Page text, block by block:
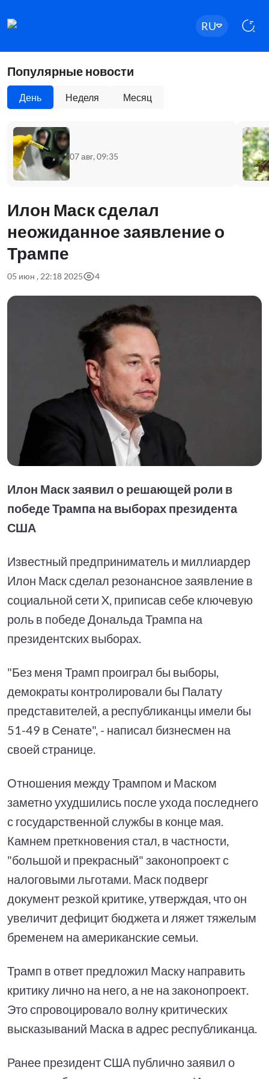
RU
Популярные новости
День Неделя Месяц
07 авг, 09:35
Илон Маск сделал
неожиданное заявление о
Трампе
05 июн , 22:18 2025 4
Илон Маск заявил о решающей роли в
победе Трампа на выборах президента
США
Известный предприниматель и миллиардер
Илон Маск сделал резонансное заявление в
социальной сети X, приписав себе ключевую
роль в победе Дональда Трампа на
президентских выборах.
"Без меня Трамп проиграл бы выборы,
демократы контролировали бы Палату
представителей, а республиканцы имели бы
51-49 в Сенате", - написал бизнесмен на
своей странице.
Отношения между Трампом и Маском
заметно ухудшились после ухода последнего
с государственной службы в конце мая.
Камнем преткновения стал, в частности,
"большой и прекрасный" законопроект с
налоговыми льготами. Маск подверг
документ резкой критике, утверждая, что он
увеличит дефицит бюджета и ляжет тяжелым
бременем на американские семьи.
Трамп в ответ предложил Маску направить
критику лично на него, а не на законопроект.
Это спровоцировало волну критических
высказываний Маска в адрес республиканца.
Ранее президент США публично заявил о